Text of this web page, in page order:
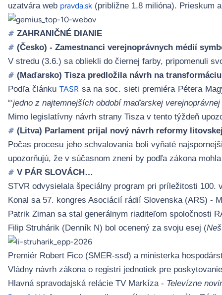
uzatvára web pravda.sk (približne 1,8 milióna). Prieskum
# ZAHRANIČNÉ DIANIE
# (Česko) - Zamestnanci verejnoprávnych médií
V stredu (3.6.) sa obliekli do čiernej farby, pripomenuli
# (Maďarsko) Tisza predložila návrh na
Podľa článku TASR sa na soc. sieti premiéra Pétera
“‘jedno z najtemnejších období maďarskej
Mimo legislatívny návrh strany Tisza v tento týždeň
# (Litva) Parlament prijal nový návrh reformy
Počas procesu jeho schvalovania boli vyňaté
upozorňujú, že v súčasnom znení by podľa zákona
# V PÁR SLOVÁCH…
STVR odvysielala špeciálny program pri príležitosti
Konal sa 57. kongres Asociácií rádií Slovenska (ARS) -
Patrik Ziman sa stal generálnym riaditeľom spoločnosti
Filip Struhárik (Denník N) bol ocenený za svoju esej (
Premiér Robert Fico (SMER-ssd) a ministerka
Vládny návrh zákona o registri jednotiek pre
Hlavná spravodajská relácie TV Markíza - Televízne